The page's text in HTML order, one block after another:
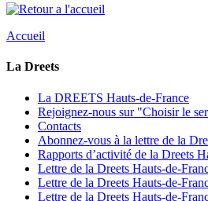
Accueil
La Dreets
La DREETS Hauts-de-France
Rejoignez-nous sur "Choisir le
Contacts
Abonnez-vous à la lettre de la
Rapports d’activité de la Dreets
Lettre de la Dreets Hauts-de-
Lettre de la Dreets Hauts-de-
Lettre de la Dreets Hauts-de-